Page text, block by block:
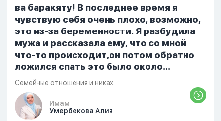
ва баракяту! В последнее время я
чувствую себя очень плохо, возможно,
это из-за беременности. Я разбудила
мужа и рассказала ему, что со мной
что-то происходит,он потом обратно
ложился спать это было около
одиннадцати вечера. Но я снова
разбудила его, сказав, что мне плохо.
Он ответил: «Я живу с больными». Мне
стало очень обидно, и я решила
Семейные отношения и никах
Имам
Умербекова Алия